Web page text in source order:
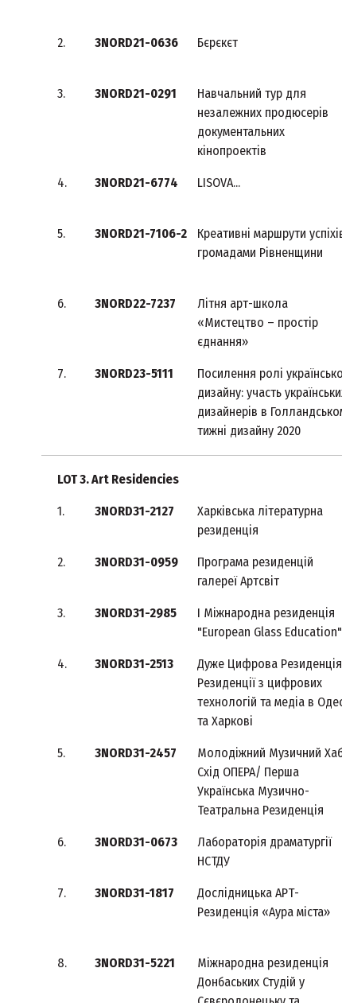
2. 3NORD21-0636 Бєрєкєт
3. 3NORD21-0291
Навчальний тур для
незалежних продюсерів
документальних
кінопроектів
4. 3NORD21-6774 LISOVA...
5. 3NORD21-7106-2
Креативні маршрути
громадами Рівненщини
6. 3NORD22-7237
Літня арт-школа
«Мистецтво – простір
єднання»
7. 3NORD23-5111
Посилення ролі
дизайну: участь
дизайнерів в
тижні дизайну 2020
LOT 3. Art Residencies
1. 3NORD31-2127
Харківська літературна
резиденція
2. 3NORD31-0959
Програма резиденцій
галереї Артсвіт
3. 3NORD31-2985
І Міжнародна резиденція
"European Glass Education"
4. 3NORD31-2513
Дуже Цифрова
Резиденції з цифрових
технологій та медіа в
та Харкові
5. 3NORD31-2457
Молодіжний Музичний
Схід ОПЕРА/ Перша
Українська Музично-
Театральна Резиденція
6. 3NORD31-0673
Лабораторія драматургії
НСТДУ
7. 3NORD31-1817
Дослідницька АРТ-
Резиденція «Аура міста»
8. 3NORD31-5221
Міжнародна резиденція
Донбаських Студій у